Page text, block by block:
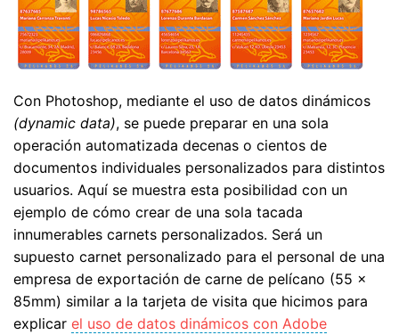
Con Photoshop, mediante el uso de datos dinámicos
(dynamic data), se puede preparar en una sola
operación automatizada decenas o cientos de
documentos individuales personalizados para distintos
usuarios. Aquí se muestra esta posibilidad con un
ejemplo de cómo crear de una sola tacada
innumerables carnets personalizados. Será un
supuesto carnet personalizado para el personal de una
empresa de exportación de carne de pelícano (55 ×
85mm) similar a la tarjeta de visita que hicimos para
explicar el uso de datos dinámicos con Adobe